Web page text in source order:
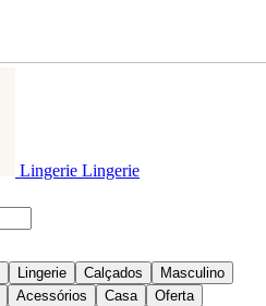
Lingerie Lingerie
Lingerie Calçados
Masculino
Acessórios Casa Oferta